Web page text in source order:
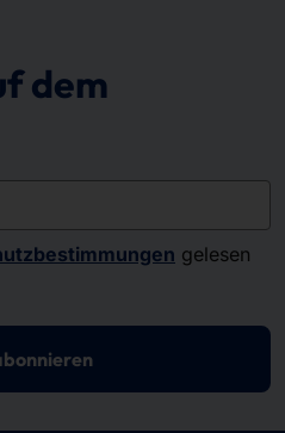
dem
gelesen